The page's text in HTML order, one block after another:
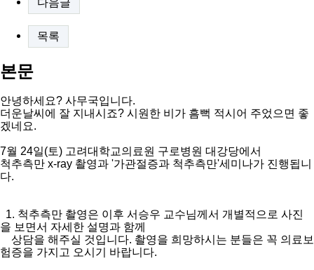
다음글
목록
본문
안녕하세요? 사무국입니다.
더운날씨에 잘 지내시죠? 시원한 비가 흠뻑 적시어 주었으면 좋
겠네요.
7월 24일(토) 고려대학교의료원 구로병원 대강당에서
척추측만 x-ray 촬영과 '가관절증과 척추측만'세미나가 진행됩니
다.
1. 척추측만 촬영은 이후 서승우 교수님께서 개별적으로 사진
을 보면서 자세한 설명과 함께
상담을 해주실 것입니다. 촬영을 희망하시는 분들은 꼭 의료보
험증을 가지고 오시기 바랍니다.